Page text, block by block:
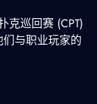
克巡回赛 (CPT)
与职业玩家的